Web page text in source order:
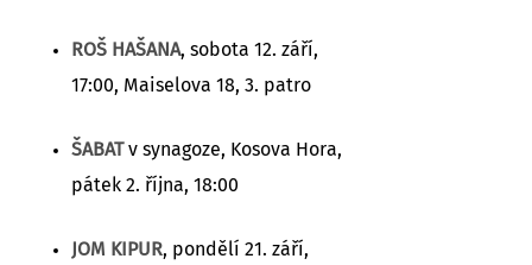
ROŠ HAŠANA, sobota 12. září,
17:00, Maiselova 18, 3. patro
ŠABATv synagoze, Kosova Hora,
pátek 2. října, 18:00
JOM KIPUR, pondělí 21. září,